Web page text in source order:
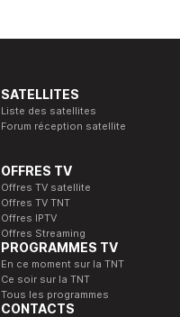
SATELLITES
Liste des satellites
Forum réception satellite
OFFRES TV
Offres TV satellite
Offres TV TNT
Offres IPTV
Offres Streaming
PROGRAMMES TV
En ce moment sur la TNT
Ce soir sur la TNT
Tous les programmes
CONTACTS